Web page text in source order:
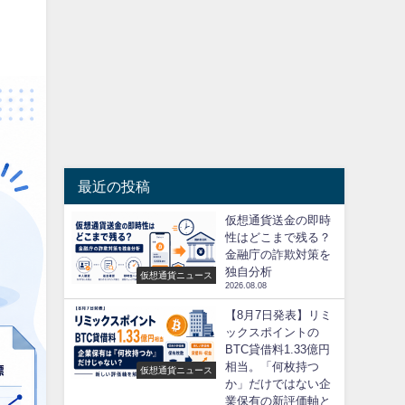
最近の投稿
仮想通貨ニュース
仮想通貨送金の即時
性はどこまで残る？
金融庁の詐欺対策を
独自分析
2026.08.08
仮想通貨ニュース
【8月7日発表】リミ
ックスポイントの
BTC貸借料1.33億円
相当。「何枚持つ
か」だけではない企
業保有の新評価軸と